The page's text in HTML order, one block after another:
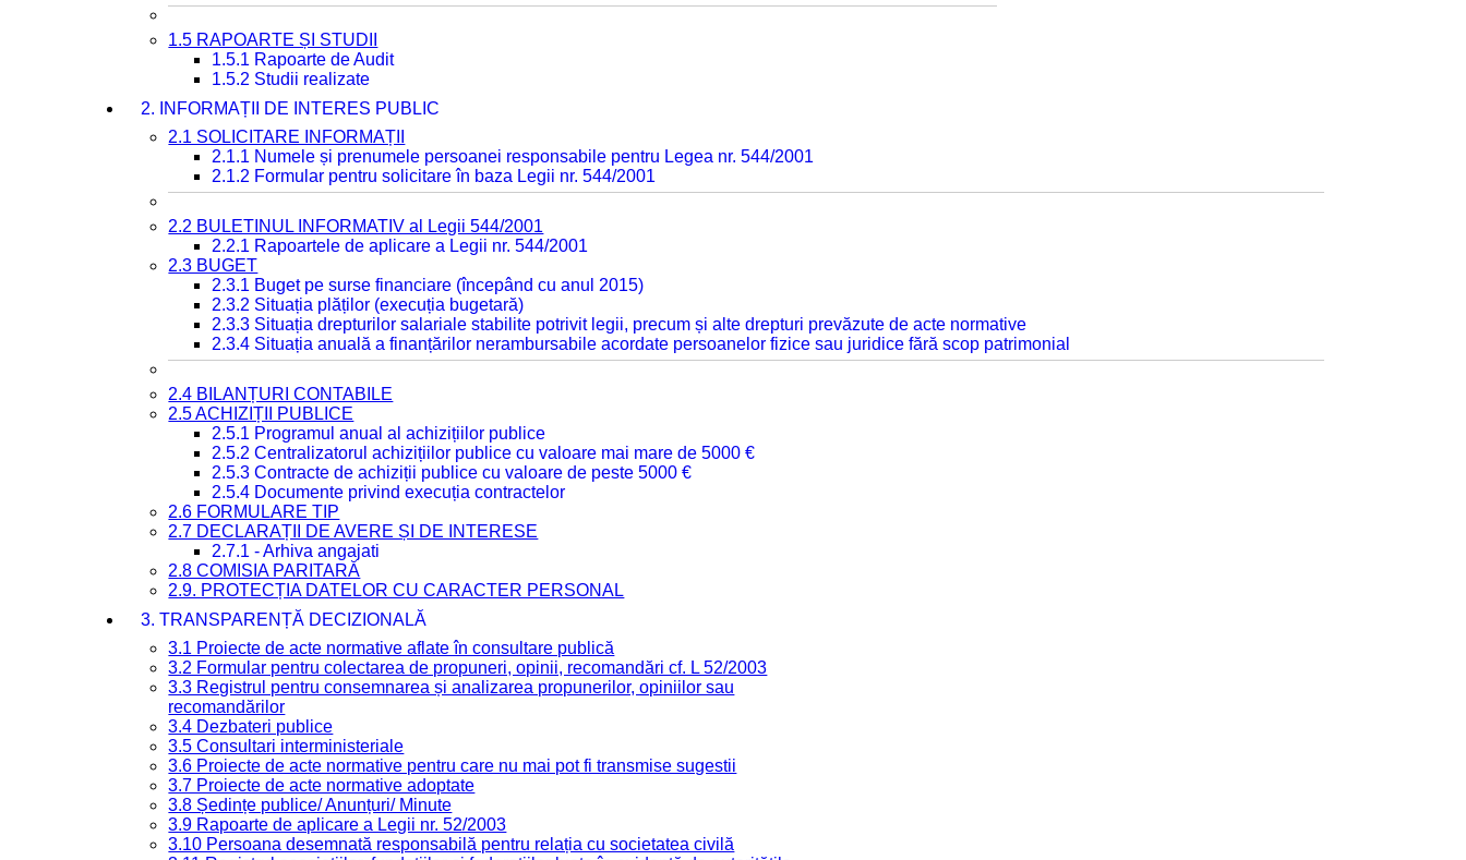
1.5 RAPOARTE ȘI STUDII
1.5.1 Rapoarte de Audit
1.5.2 Studii realizate
2. INFORMAȚII DE INTERES PUBLIC
2.1 SOLICITARE INFORMAȚII
2.1.1 Numele și prenumele persoanei responsabile pentru Legea nr. 544/2001
2.1.2 Formular pentru solicitare în baza Legii nr. 544/2001
2.2 BULETINUL INFORMATIV al Legii 544/2001
2.2.1 Rapoartele de aplicare a Legii nr. 544/2001
2.3 BUGET
2.3.1 Buget pe surse financiare (începând cu anul 2015)
2.3.2 Situația plăților (execuția bugetară)
2.3.3 Situația drepturilor salariale stabilite potrivit legii, precum și alte drepturi prevăzute de acte normative
2.3.4 Situația anuală a finanțărilor nerambursabile acordate persoanelor fizice sau juridice fără scop patrimonial
2.4 BILANȚURI CONTABILE
2.5 ACHIZIȚII PUBLICE
2.5.1 Programul anual al achizițiilor publice
2.5.2 Centralizatorul achizițiilor publice cu valoare mai mare de 5000 €
2.5.3 Contracte de achiziții publice cu valoare de peste 5000 €
2.5.4 Documente privind execuția contractelor
2.6 FORMULARE TIP
2.7 DECLARAȚII DE AVERE ȘI DE INTERESE
2.7.1 - Arhiva angajati
2.8 COMISIA PARITARĂ
2.9. PROTECȚIA DATELOR CU CARACTER PERSONAL
3. TRANSPARENȚĂ DECIZIONALĂ
3.1 Proiecte de acte normative aflate în consultare publică
3.2 Formular pentru colectarea de propuneri, opinii, recomandări cf. L 52/2003
3.3 Registrul pentru consemnarea și analizarea propunerilor, opiniilor sau
recomandărilor
3.4 Dezbateri publice
3.5 Consultari interministeriale
3.6 Proiecte de acte normative pentru care nu mai pot fi transmise sugestii
3.7 Proiecte de acte normative adoptate
3.8 Ședințe publice/ Anunțuri/ Minute
3.9 Rapoarte de aplicare a Legii nr. 52/2003
3.10 Persoana desemnată responsabilă pentru relația cu societatea civilă